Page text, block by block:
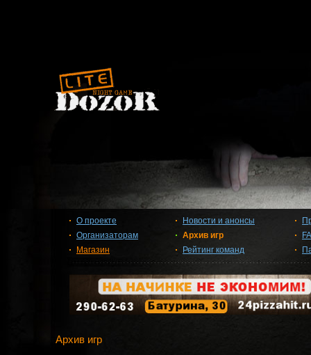
О проекте
Организаторам
Магазин
Новости и анонсы
Архив игр
Рейтинг команд
Архив игр